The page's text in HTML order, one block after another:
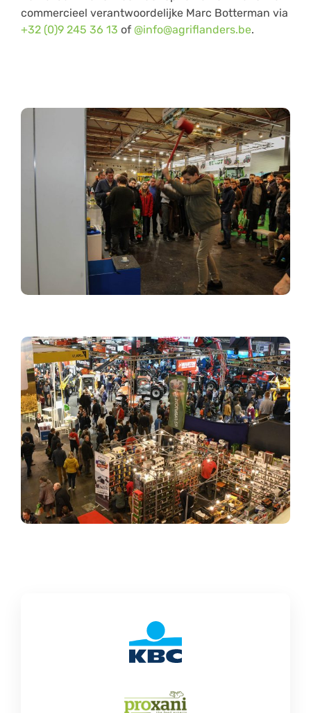
commercieel verantwoordelijke Marc Botterman via
+32 (0)9 245 36 13 of @info@agriflanders.be.